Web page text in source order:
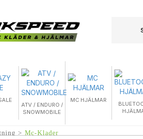
ATV / ENDURO /
SNOWMOBILE
MC HJÄLMAR
Mc-Klader